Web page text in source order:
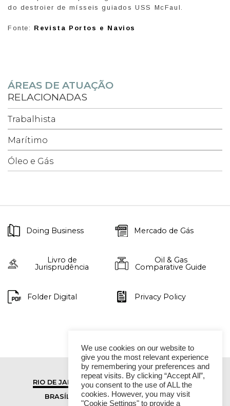
do destroier de mísseis guiados USS McFaul.
Fonte: Revista Portos e Navios
ÁREAS DE ATUAÇÃO
RELACIONADAS
Trabalhista
Marítimo
Óleo e Gás
Doing Business Mercado de Gás
Livro de
Jurisprudência
Oil & Gas
Comparative Guide
Folder Digital Privacy Policy
RIO DE JANEIRO
SÃO PAULO
BRASÍLIA
VITÓRIA
We use cookies on our website to
give you the most relevant experience
by remembering your preferences and
repeat visits. By clicking “Accept All”,
you consent to the use of ALL the
cookies. However, you may visit
"Cookie Settings" to provide a